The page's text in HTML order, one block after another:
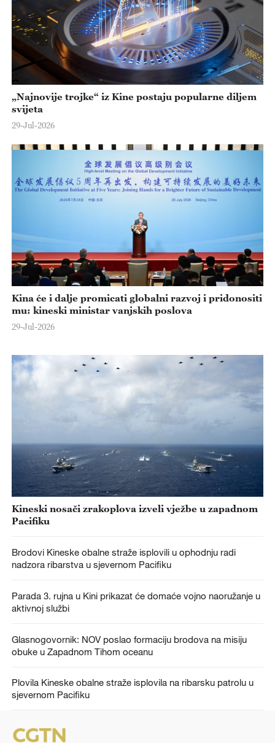
„Najnovije trojke“ iz Kine postaju popularne diljem
svijeta
29-Jul-2026
Kina će i dalje promicati globalni razvoj i pridonositi
mu: kineski ministar vanjskih poslova
29-Jul-2026
Kineski nosači zrakoplova izveli vježbe u zapadnom
Pacifiku
Brodovi Kineske obalne straže isplovili u ophodnju radi
nadzora ribarstva u sjevernom Pacifiku
Parada 3. rujna u Kini prikazat će domaće vojno naoružanje u
aktivnoj službi
Glasnogovornik: NOV poslao formaciju brodova na misiju
obuke u Zapadnom Tihom oceanu
Plovila Kineske obalne straže isplovila na ribarsku patrolu u
sjevernom Pacifiku